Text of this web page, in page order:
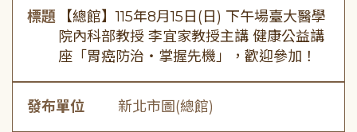
標題
【總館】115年8月15日(日) 下午場臺大醫學
院內科部教授 李宜家教授主講 健康公益講
座「胃癌防治・掌握先機」，歡迎參加！
發布單位 新北市圖(總館)